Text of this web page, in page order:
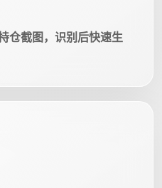
仓截图，识别后快速生